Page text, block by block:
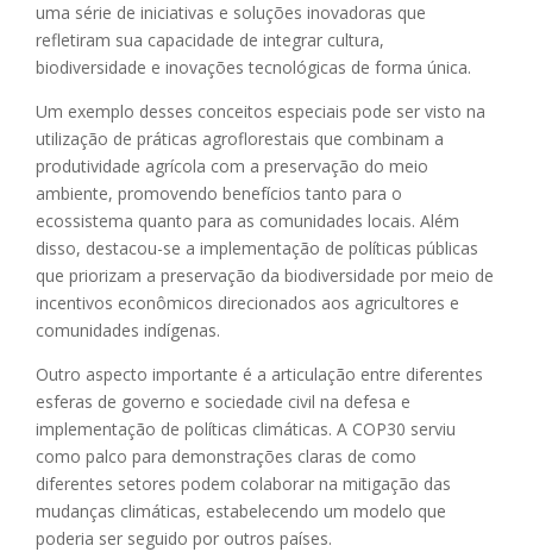
uma série de iniciativas e soluções inovadoras que
refletiram sua capacidade de integrar cultura,
biodiversidade e inovações tecnológicas de forma única.
Um exemplo desses conceitos especiais pode ser visto na
utilização de práticas agroflorestais que combinam a
produtividade agrícola com a preservação do meio
ambiente, promovendo benefícios tanto para o
ecossistema quanto para as comunidades locais. Além
disso, destacou-se a implementação de políticas públicas
que priorizam a preservação da biodiversidade por meio de
incentivos econômicos direcionados aos agricultores e
comunidades indígenas.
Outro aspecto importante é a articulação entre diferentes
esferas de governo e sociedade civil na defesa e
implementação de políticas climáticas. A COP30 serviu
como palco para demonstrações claras de como
diferentes setores podem colaborar na mitigação das
mudanças climáticas, estabelecendo um modelo que
poderia ser seguido por outros países.